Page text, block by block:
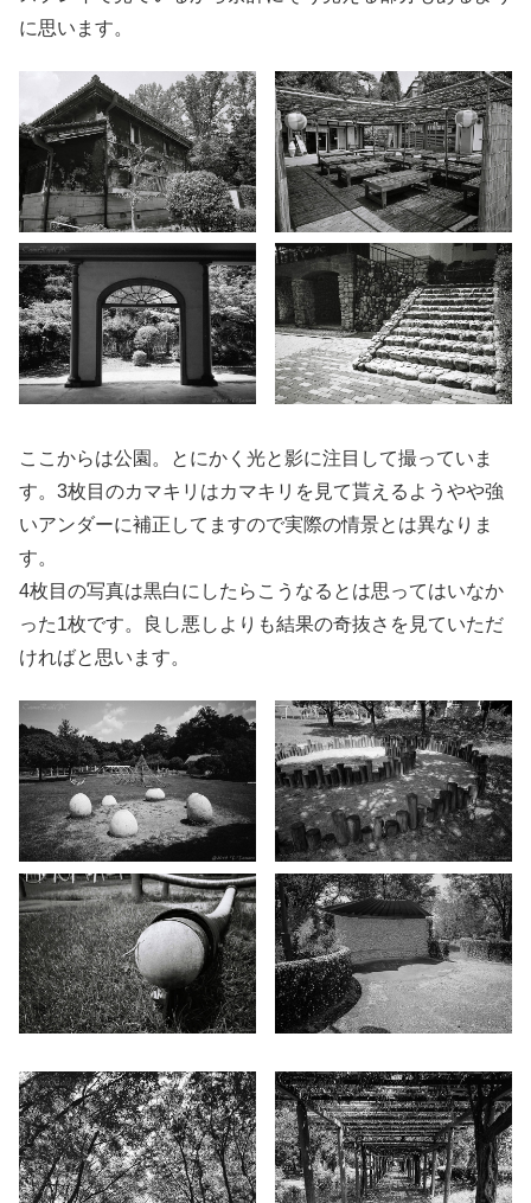
に思います。
ここからは公園。とにかく光と影に注目して撮っていま
す。3枚目のカマキリはカマキリを見て貰えるようやや強
いアンダーに補正してますので実際の情景とは異なりま
す。
4枚目の写真は黒白にしたらこうなるとは思ってはいなか
った1枚です。良し悪しよりも結果の奇抜さを見ていただ
ければと思います。